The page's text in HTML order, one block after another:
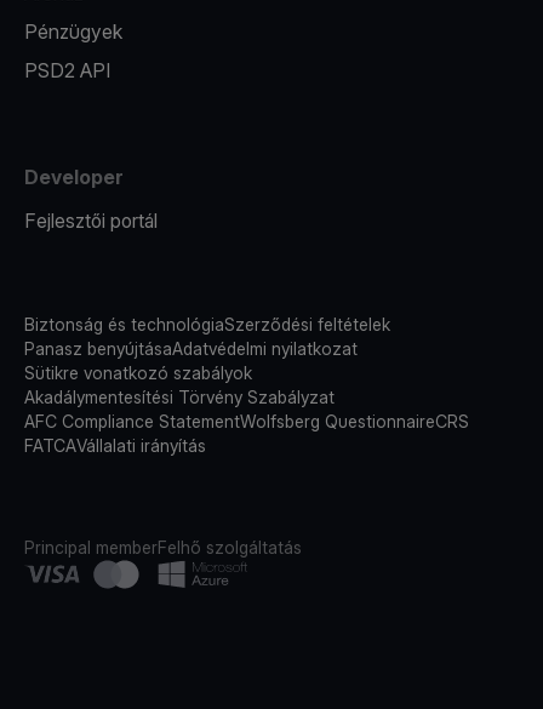
Pénzügyek
PSD2 API
Developer
Fejlesztői portál
Biztonság és technológiaSzerződési feltételek
Panasz benyújtásaAdatvédelmi nyilatkozat
Sütikre vonatkozó szabályok
Akadálymentesítési Törvény Szabályzat
AFC Compliance StatementWolfsberg QuestionnaireCRS
FATCAVállalati irányítás
Principal memberFelhő szolgáltatás